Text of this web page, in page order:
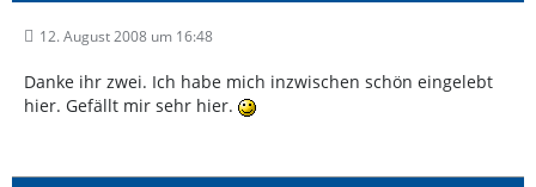
12. August 2008 um 16:48
Danke ihr zwei. Ich habe mich inzwischen schön eingelebt
hier. Gefällt mir sehr hier.